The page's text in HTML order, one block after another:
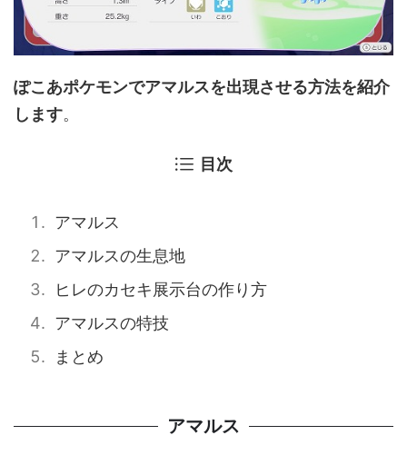
ぽこあポケモンでアマルスを出現させる方法を紹介
します。
目次
アマルス
アマルスの生息地
ヒレのカセキ展示台の作り方
アマルスの特技
まとめ
アマルス